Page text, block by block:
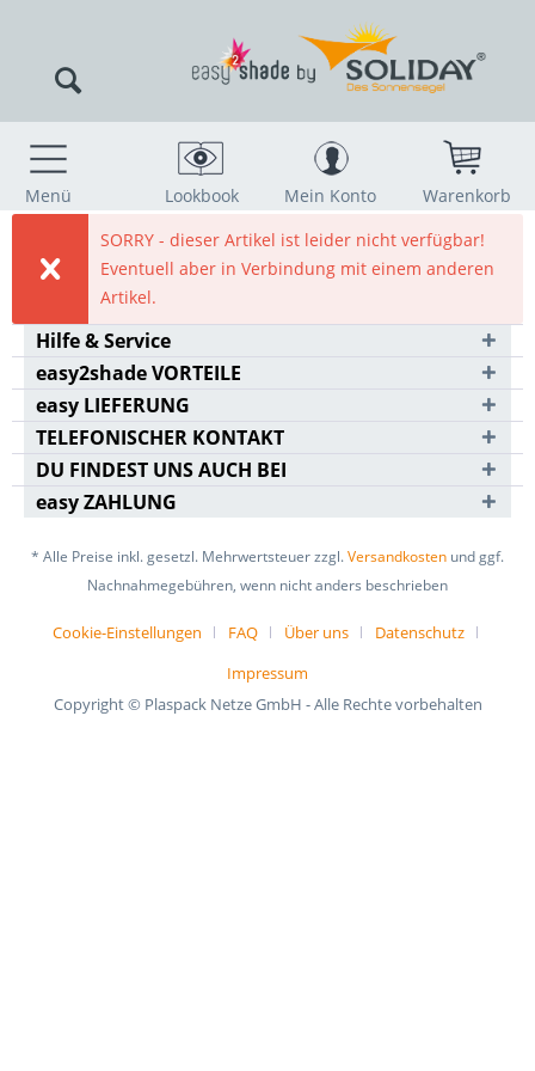
Menü Lookbook Mein Konto
Warenkorb
SORRY - dieser Artikel ist leider nicht verfügbar!
Eventuell aber in Verbindung mit einem anderen
Artikel.
Hilfe & Service
easy2shade VORTEILE
easy LIEFERUNG
TELEFONISCHER KONTAKT
DU FINDEST UNS AUCH BEI
easy ZAHLUNG
* Alle Preise inkl. gesetzl. Mehrwertsteuer zzgl.Versandkosten und ggf.
Nachnahmegebühren, wenn nicht anders beschrieben
Cookie-Einstellungen FAQ Über uns
Datenschutz
Impressum
Copyright © Plaspack Netze GmbH - Alle Rechte vorbehalten